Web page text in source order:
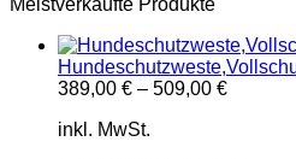
Meistverkaufte Produkte
389,00 € – 509,00 €
inkl. MwSt.